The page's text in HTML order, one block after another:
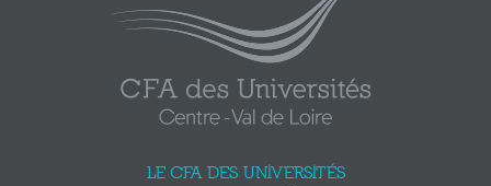
LE CFA DES UNIVERSITÉS